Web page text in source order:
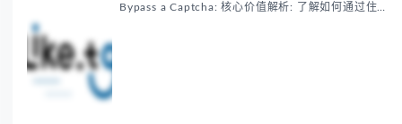
Bypass a Captcha: 核心价值解析: 了解如何通过住宅